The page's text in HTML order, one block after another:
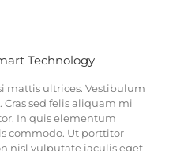
Technology
mattis ultrices. Vestibulum
sed felis aliquam mi
In quis elementum
commodo. Ut porttitor
nisl vulputate iaculis eget